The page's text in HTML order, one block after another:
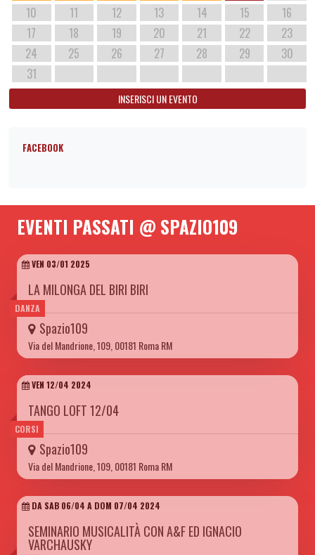
10
11 12 13 14 15
16
17
18 19 20 21 22
23
24
25 26 27 28 29
30
31
INSERISCI UN EVENTO
FACEBOOK
EVENTI PASSATI @ SPAZIO109
DANZA
VEN 03/01 2025
LA MILONGA DEL BIRI BIRI
Spazio109
Via del Mandrione, 109, 00181 Roma RM
CORSI
VEN 12/04 2024
TANGO LOFT 12/04
Spazio109
Via del Mandrione, 109, 00181 Roma RM
DA SAB 06/04 A DOM 07/04 2024
SEMINARIO MUSICALITÀ CON A&F ED IGNACIO
VARCHAUSKY